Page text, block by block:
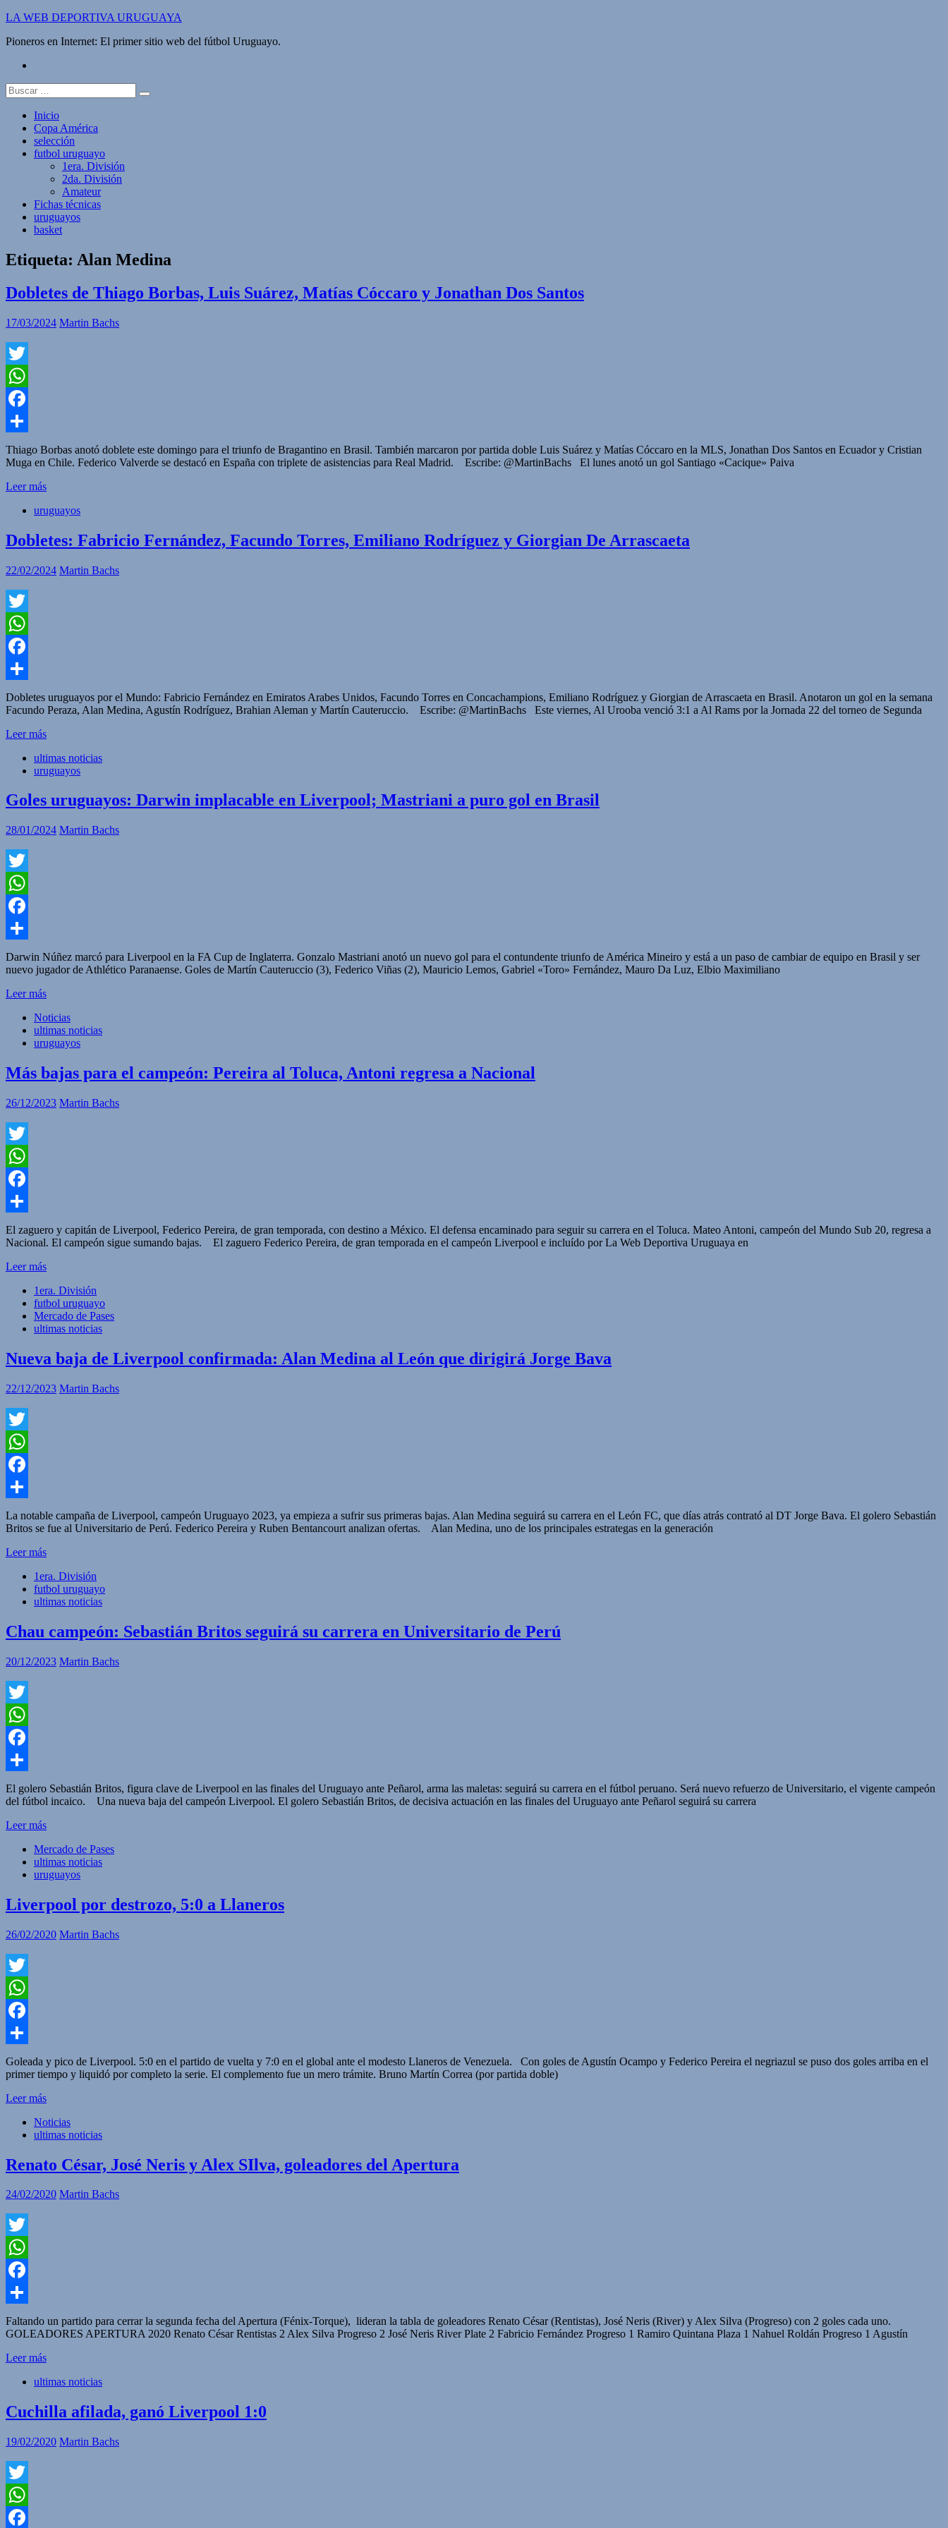
Saltar
contenido
LA WEB DEPORTIVA URUGUAYA
Pioneros en Internet: El primer sitio web del fútbol Uruguayo.
Buscar:
Inicio
Copa América
selección
futbol uruguayo
1era. División
2da. División
Amateur
Fichas técnicas
uruguayos
basket
Etiqueta: Alan Medina
Dobletes de Thiago Borbas, Luis Suárez, Matías Cóccaro y Jonathan Dos Santos
17/03/2024 Martin Bachs
Twitter
WhatsApp
Facebook
Compartir
Thiago Borbas anotó doblete este domingo para el triunfo de Bragantino en Brasil. También marcaron por partida doble Luis Suárez y Matías Cóccaro en la MLS, Jonathan Dos Santos en Ecuador y Cristian
Muga en Chile. Federico Valverde se destacó en España con triplete de asistencias para Real Madrid. Escribe: @MartinBachs El lunes anotó un gol Santiago «Cacique» Paiva
Leer más
uruguayos
Dobletes: Fabricio Fernández, Facundo Torres, Emiliano Rodríguez y Giorgian De Arrascaeta
22/02/2024 Martin Bachs
Twitter
WhatsApp
Facebook
Compartir
Dobletes uruguayos por el Mundo: Fabricio Fernández en Emiratos Arabes Unidos, Facundo Torres en Concachampions, Emiliano Rodríguez y Giorgian de Arrascaeta en Brasil. Anotaron un gol en la semana
Facundo Peraza, Alan Medina, Agustín Rodríguez, Brahian Aleman y Martín Cauteruccio. Escribe: @MartinBachs Este viernes, Al Urooba venció 3:1 a Al Rams por la Jornada 22 del torneo de Segunda
Leer más
ultimas noticias
uruguayos
Goles uruguayos: Darwin implacable en Liverpool; Mastriani a puro gol en Brasil
28/01/2024 Martin Bachs
Twitter
WhatsApp
Facebook
Compartir
Darwin Núñez marcó para Liverpool en la FA Cup de Inglaterra. Gonzalo Mastriani anotó un nuevo gol para el contundente triunfo de América Mineiro y está a un paso de cambiar de equipo en Brasil y ser
nuevo jugador de Athlético Paranaense. Goles de Martín Cauteruccio (3), Federico Viñas (2), Mauricio Lemos, Gabriel «Toro» Fernández, Mauro Da Luz, Elbio Maximiliano
Leer más
Noticias
ultimas noticias
uruguayos
Más bajas para el campeón: Pereira al Toluca, Antoni regresa a Nacional
26/12/2023 Martin Bachs
Twitter
WhatsApp
Facebook
Compartir
El zaguero y capitán de Liverpool, Federico Pereira, de gran temporada, con destino a México. El defensa encaminado para seguir su carrera en el Toluca. Mateo Antoni, campeón del Mundo Sub 20, regresa a
Nacional. El campeón sigue sumando bajas. El zaguero Federico Pereira, de gran temporada en el campeón Liverpool e incluído por La Web Deportiva Uruguaya en
Leer más
1era. División
futbol uruguayo
Mercado de Pases
ultimas noticias
Nueva baja de Liverpool confirmada: Alan Medina al León que dirigirá Jorge Bava
22/12/2023 Martin Bachs
Twitter
WhatsApp
Facebook
Compartir
La notable campaña de Liverpool, campeón Uruguayo 2023, ya empieza a sufrir sus primeras bajas. Alan Medina seguirá su carrera en el León FC, que días atrás contrató al DT Jorge Bava. El golero Sebastián
Britos se fue al Universitario de Perú. Federico Pereira y Ruben Bentancourt analizan ofertas. Alan Medina, uno de los principales estrategas en la generación
Leer más
1era. División
futbol uruguayo
ultimas noticias
Chau campeón: Sebastián Britos seguirá su carrera en Universitario de Perú
20/12/2023 Martin Bachs
Twitter
WhatsApp
Facebook
Compartir
El golero Sebastián Britos, figura clave de Liverpool en las finales del Uruguayo ante Peñarol, arma las maletas: seguirá su carrera en el fútbol peruano. Será nuevo refuerzo de Universitario, el vigente campeón
del fútbol incaico. Una nueva baja del campeón Liverpool. El golero Sebastián Britos, de decisiva actuación en las finales del Uruguayo ante Peñarol seguirá su carrera
Leer más
Mercado de Pases
ultimas noticias
uruguayos
Liverpool por destrozo, 5:0 a Llaneros
26/02/2020 Martin Bachs
Twitter
WhatsApp
Facebook
Compartir
Goleada y pico de Liverpool. 5:0 en el partido de vuelta y 7:0 en el global ante el modesto Llaneros de Venezuela. Con goles de Agustín Ocampo y Federico Pereira el negriazul se puso dos goles arriba en el
primer tiempo y liquidó por completo la serie. El complemento fue un mero trámite. Bruno Martín Correa (por partida doble)
Leer más
Noticias
ultimas noticias
Renato César, José Neris y Alex SIlva, goleadores del Apertura
24/02/2020 Martin Bachs
Twitter
WhatsApp
Facebook
Compartir
Faltando un partido para cerrar la segunda fecha del Apertura (Fénix-Torque), lideran la tabla de goleadores Renato César (Rentistas), José Neris (River) y Alex Silva (Progreso) con 2 goles cada uno.
GOLEADORES APERTURA 2020 Renato César Rentistas 2 Alex Silva Progreso 2 José Neris River Plate 2 Fabricio Fernández Progreso 1 Ramiro Quintana Plaza 1 Nahuel Roldán Progreso 1 Agustín
Leer más
ultimas noticias
Cuchilla afilada, ganó Liverpool 1:0
19/02/2020 Martin Bachs
Twitter
WhatsApp